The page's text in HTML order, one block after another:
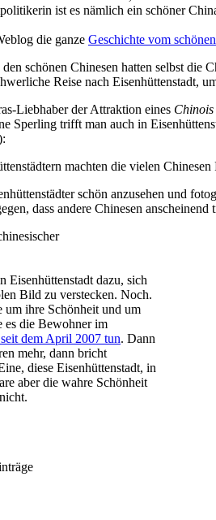
ist es nämlich ein schöner
die ganze Geschichte vom
schönen Chinesen hatten selbst
Reise nach Eisenhüttenstadt,
Liebhaber der Attraktion eines Chinois
Sperling trifft man auch in
machten die vielen
schön anzusehen und
dass andere Chinesen
Eisenhüttenstadt dazu, sich
Bild zu verstecken. Noch.
um ihre Schönheit und um
es die Bewohner im
dem April 2007 tun. Dann
mehr, dann bricht
diese Eisenhüttenstadt, in
aber die wahre Schönheit